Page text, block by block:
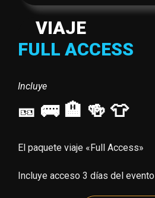
VIAJE
FULL ACCESS
Incluye
🎫 🚌 🏨 🍻 👕
El paquete viaje «Full Access»
Incluye acceso 3 días del evento